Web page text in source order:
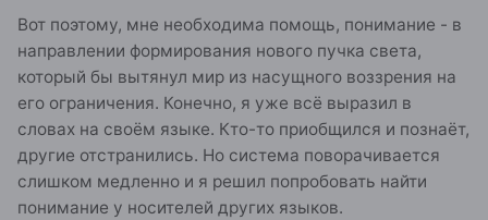
Вот поэтому, мне необходима помощь, понимание - в
направлении формирования нового пучка света,
который бы вытянул мир из насущного воззрения на
его ограничения. Конечно, я уже всё выразил в
словах на своём языке. Кто-то приобщился и познаёт,
другие отстранились. Но система поворачивается
слишком медленно и я решил попробовать найти
понимание у носителей других языков.